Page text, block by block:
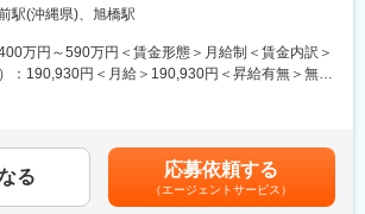
企業を支え、地域の課題解決・発展に貢献できる
ながら継続的に価値提供できる
提案力に加え、IT知識やプロジェクト推進力が身
基礎知識から学べる研修に加え、OJTで先輩社員と
がらスキルを習得。
提案力を身につけられるため、業界未経験の方で
の流れ（一例）：
スト確認
チ
、電話など駆使し効率的にアプローチ
駅(沖縄県)、旭橋駅
万円～590万円＜賃金形態＞月給制＜賃金内訳＞
：190,930円＜月給＞190,930円＜昇給有無＞無＜
員） 600万（4年目：ビジネスフロント採用社員）
くまでも目安の金額であり、選考を通じて上下す
ます。月給(月額)は固定手当を含めた表記です。
る 応募依頼する
（エージェントサービス）